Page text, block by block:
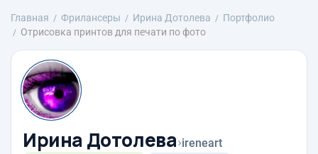
Главная Фрилансеры Ирина Дотолева
Портфолио
Отрисовка принтов для печати по фото
Ирина Дотолева›ireneart